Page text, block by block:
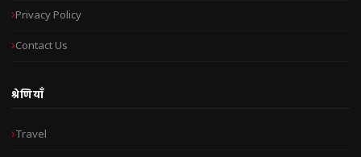
Privacy Policy
Contact Us
श्रेणियाँ
Travel